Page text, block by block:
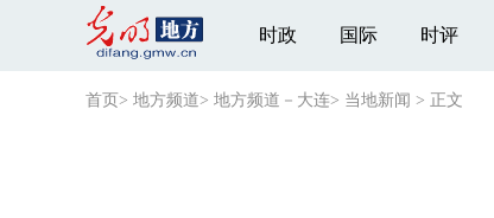
时政 国际 时评
首页 > 地方频道> 地方频道－大连> 当地新闻 > 正文